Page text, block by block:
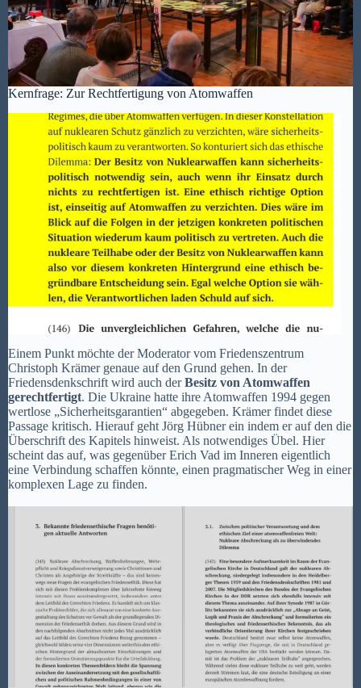
Kernfrage: Zur Rechtfertigung von Atomwaffen
Einem Punkt möchte der Moderator vom Friedenszentrum
Christoph Krämer genaue auf den Grund gehen. In der
Friedensdenkschrift wird auch derBesitz von Atomwaffen
gerechtfertigt. Die Ukraine hatte ihre Atomwaffen 1994 gegen
wertlose „Sicherheitsgarantien“ abgegeben. Krämer findet diese
Passage kritisch. Hierauf geht Jörg Hübner ein indem er auf den die
Überschrift des Kapitels hinweist. Als notwendiges Übel. Hier
scheint das auf, was gegenüber Erich Vad im Inneren eigentlich
eine Verbindung schaffen könnte, einen pragmatischer Weg in einer
komplexen Lage zu finden.